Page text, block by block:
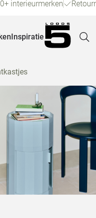
interieurmerken
Inspiratie